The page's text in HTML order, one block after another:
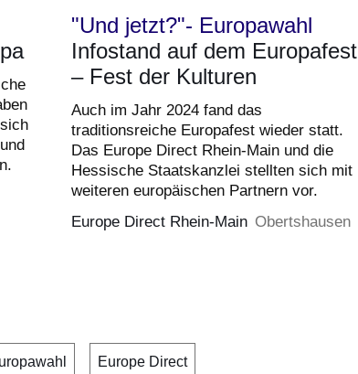
Mai
2024)
"Und jetzt?"- Europawahl
Infostand auf dem Europafest
– Fest der Kulturen
Auch im Jahr 2024 fand das
traditionsreiche Europafest wieder statt.
Das Europe Direct Rhein-Main und die
Hessische Staatskanzlei stellten sich mit
weiteren europäischen Partnern vor.
Europe Direct Rhein-Main Obertshausen
Europe Direct